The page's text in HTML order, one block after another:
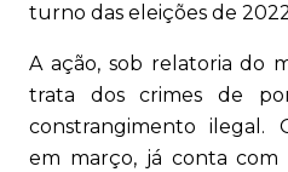
turno das eleições de
A ação, sob relatoria do
trata dos crimes de
constrangimento ilegal.
em março, já conta com